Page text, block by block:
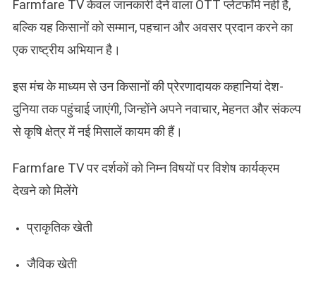
Farmfare TV केवल जानकारी देने वाला OTT प्लेटफॉर्म नहीं है,
बल्कि यह किसानों को सम्मान, पहचान और अवसर प्रदान करने का
एक राष्ट्रीय अभियान है।
इस मंच के माध्यम से उन किसानों की प्रेरणादायक कहानियां देश-
दुनिया तक पहुंचाई जाएंगी, जिन्होंने अपने नवाचार, मेहनत और संकल्प
से कृषि क्षेत्र में नई मिसालें कायम की हैं।
Farmfare TV पर दर्शकों को निम्न विषयों पर विशेष कार्यक्रम
देखने को मिलेंगे
प्राकृतिक खेती
जैविक खेती